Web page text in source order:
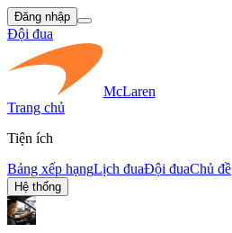
Đăng nhập
Đội đua
McLaren
Trang chủ
Tiện ích
Bảng xếp hạngLịch đuaĐội đuaChủ đề
Hệ thống